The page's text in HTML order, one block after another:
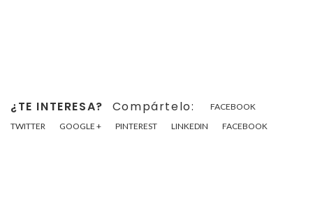
¿TE INTERESA? Compártelo:
FACEBOOK
TWITTER
GOOGLE + PINTEREST LINKEDIN FACEBOOK